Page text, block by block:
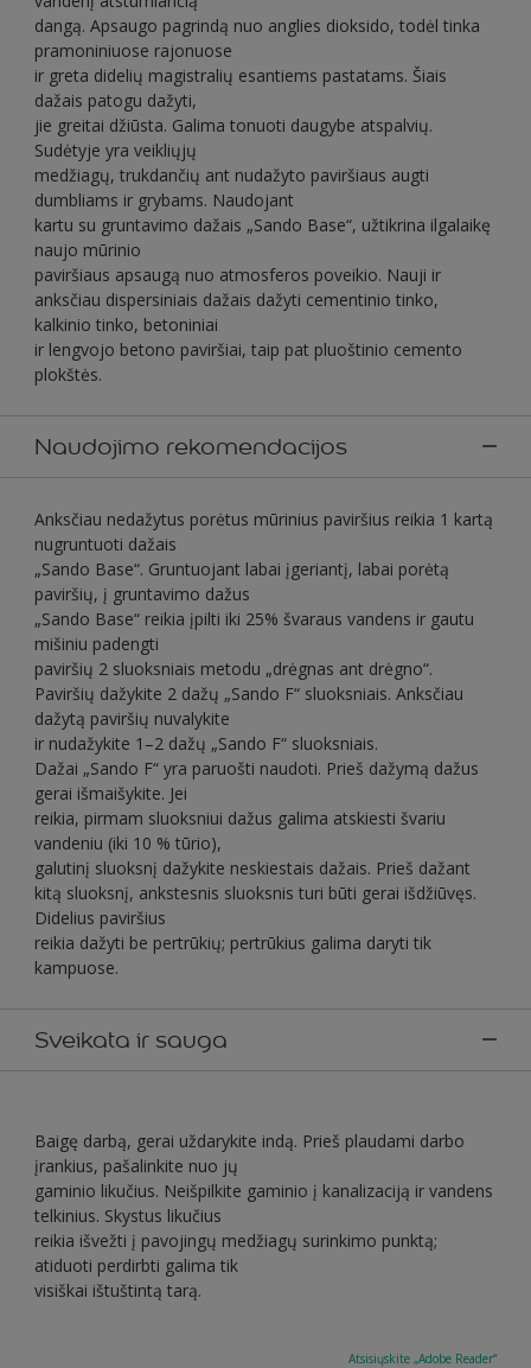
dangą. Apsaugo pagrindą nuo anglies dioksido, todėl tinka
pramoniniuose rajonuose
ir greta didelių magistralių esantiems pastatams. Šiais
dažais patogu dažyti,
jie greitai džiūsta. Galima tonuoti daugybe atspalvių.
Sudėtyje yra veikliųjų
medžiagų, trukdančių ant nudažyto paviršiaus augti
dumbliams ir grybams. Naudojant
kartu su gruntavimo dažais „Sando Base“, užtikrina ilgalaikę
naujo mūrinio
paviršiaus apsaugą nuo atmosferos poveikio. Nauji ir
anksčiau dispersiniais dažais dažyti cementinio tinko,
kalkinio tinko, betoniniai
ir lengvojo betono paviršiai, taip pat pluoštinio cemento
plokštės.
Naudojimo rekomendacijos
Anksčiau nedažytus porėtus mūrinius paviršius reikia 1 kartą
nugruntuoti dažais
„Sando Base“. Gruntuojant labai įgeriantį, labai porėtą
paviršių, į gruntavimo dažus
„Sando Base“ reikia įpilti iki 25% švaraus vandens ir gautu
mišiniu padengti
paviršių 2 sluoksniais metodu „drėgnas ant drėgno“.
Paviršių dažykite 2 dažų „Sando F“ sluoksniais. Anksčiau
dažytą paviršių nuvalykite
ir nudažykite 1–2 dažų „Sando F“ sluoksniais.
Dažai „Sando F“ yra paruošti naudoti. Prieš dažymą dažus
gerai išmaišykite. Jei
reikia, pirmam sluoksniui dažus galima atskiesti švariu
vandeniu (iki 10 % tūrio),
galutinį sluoksnį dažykite neskiestais dažais. Prieš dažant
kitą sluoksnį, ankstesnis sluoksnis turi būti gerai išdžiūvęs.
Didelius paviršius
reikia dažyti be pertrūkių; pertrūkius galima daryti tik
kampuose.
Sveikata ir sauga
Baigę darbą, gerai uždarykite indą. Prieš plaudami darbo
įrankius, pašalinkite nuo jų
gaminio likučius. Neišpilkite gaminio į kanalizaciją ir vandens
telkinius. Skystus likučius
reikia išvežti į pavojingų medžiagų surinkimo punktą;
atiduoti perdirbti galima tik
visiškai ištuštintą tarą.
Atsisiųskite „Adobe Reader“